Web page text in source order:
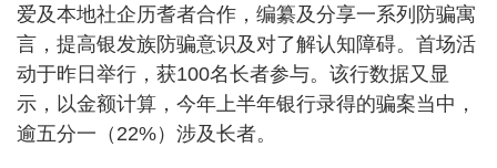
爱及本地社企历耆者合作，编纂及分享一系列防骗寓
言，提高银发族防骗意识及对了解认知障碍。首场活
动于昨日举行，获100名长者参与。该行数据又显
示，以金额计算，今年上半年银行录得的骗案当中，
逾五分一（22%）涉及长者。